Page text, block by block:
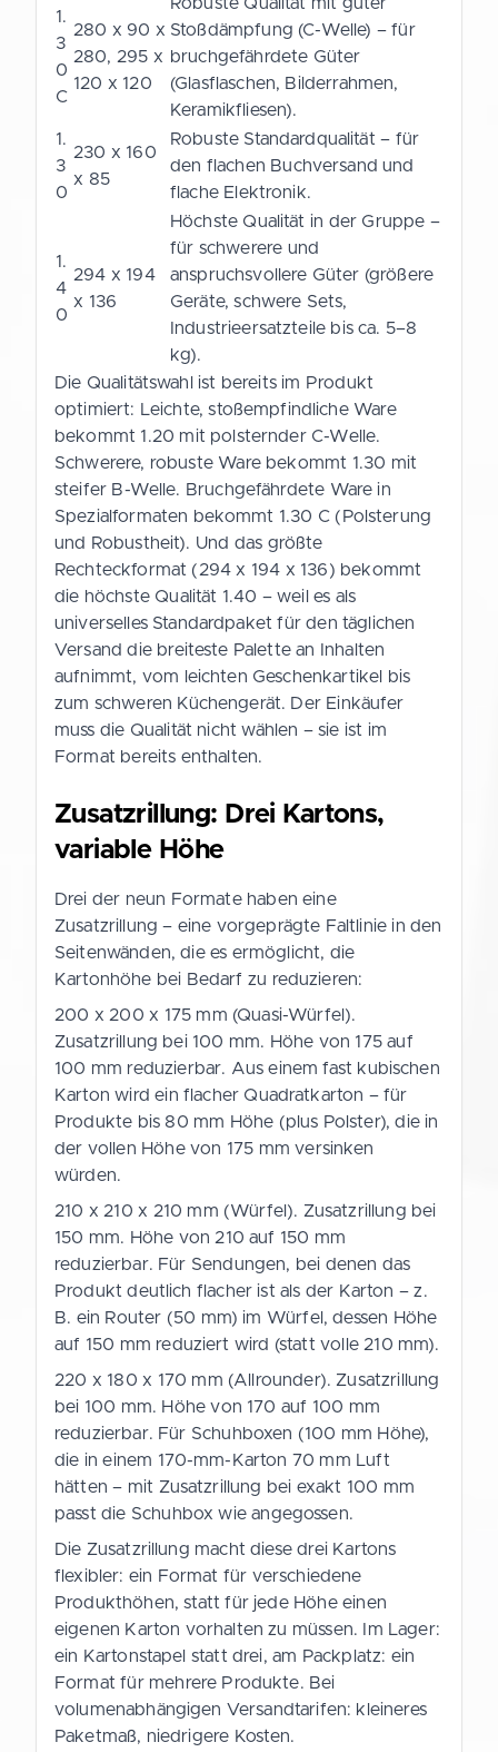
1.
3
0
C
280 x 90 x
280, 295 x
120 x 120
Stoßdämpfung (C-Welle) – für
bruchgefährdete Güter
(Glasflaschen, Bilderrahmen,
Keramikfliesen).
1.
3
0
230 x 160
x 85
Robuste Standardqualität – für
den flachen Buchversand und
flache Elektronik.
1.
4
0
294 x 194
x 136
Höchste Qualität in der Gruppe –
für schwerere und
anspruchsvollere Güter (größere
Geräte, schwere Sets,
Industrieersatzteile bis ca. 5–8
kg).
Die Qualitätswahl ist bereits im Produkt
optimiert: Leichte, stoßempfindliche Ware
bekommt 1.20 mit polsternder C-Welle.
Schwerere, robuste Ware bekommt 1.30 mit
steifer B-Welle. Bruchgefährdete Ware in
Spezialformaten bekommt 1.30 C (Polsterung
und Robustheit). Und das größte
Rechteckformat (294 x 194 x 136) bekommt
die höchste Qualität 1.40 – weil es als
universelles Standardpaket für den täglichen
Versand die breiteste Palette an Inhalten
aufnimmt, vom leichten Geschenkartikel bis
zum schweren Küchengerät. Der Einkäufer
muss die Qualität nicht wählen – sie ist im
Format bereits enthalten.
Zusatzrillung: Drei Kartons,
variable Höhe
Drei der neun Formate haben eine
Zusatzrillung – eine vorgeprägte Faltlinie in den
Seitenwänden, die es ermöglicht, die
Kartonhöhe bei Bedarf zu reduzieren:
200 x 200 x 175 mm (Quasi-Würfel).
Zusatzrillung bei 100 mm. Höhe von 175 auf
100 mm reduzierbar. Aus einem fast kubischen
Karton wird ein flacher Quadratkarton – für
Produkte bis 80 mm Höhe (plus Polster), die in
der vollen Höhe von 175 mm versinken
würden.
210 x 210 x 210 mm (Würfel). Zusatzrillung bei
150 mm. Höhe von 210 auf 150 mm
reduzierbar. Für Sendungen, bei denen das
Produkt deutlich flacher ist als der Karton – z.
B. ein Router (50 mm) im Würfel, dessen Höhe
auf 150 mm reduziert wird (statt volle 210 mm).
220 x 180 x 170 mm (Allrounder). Zusatzrillung
bei 100 mm. Höhe von 170 auf 100 mm
reduzierbar. Für Schuhboxen (100 mm Höhe),
die in einem 170-mm-Karton 70 mm Luft
hätten – mit Zusatzrillung bei exakt 100 mm
passt die Schuhbox wie angegossen.
Die Zusatzrillung macht diese drei Kartons
flexibler: ein Format für verschiedene
Produkthöhen, statt für jede Höhe einen
eigenen Karton vorhalten zu müssen. Im Lager:
ein Kartonstapel statt drei, am Packplatz: ein
Format für mehrere Produkte. Bei
volumenabhängigen Versandtarifen: kleineres
Paketmaß, niedrigere Kosten.